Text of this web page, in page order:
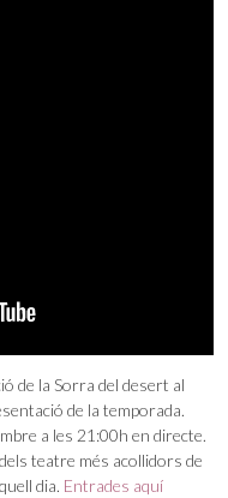
de la Sorra del desert al
de la temporada.
a les 21:00h en directe.
teatre més acollidors de
dia. Entrades aquí